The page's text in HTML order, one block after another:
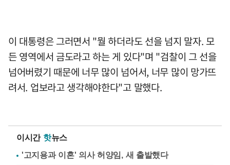
이 대통령은 그러면서 "뭘 하더라도 선을 넘지 말자. 모
든 영역에서 금도라고 하는 게 있다"며 "검찰이 그 선을
넘어버렸기 때문에 너무 많이 넘어서, 너무 많이 망가뜨
려서. 업보라고 생각해야한다"고 말했다.
이시간 핫뉴스
'고지용과 이혼' 의사 허양임, 새 출발했다